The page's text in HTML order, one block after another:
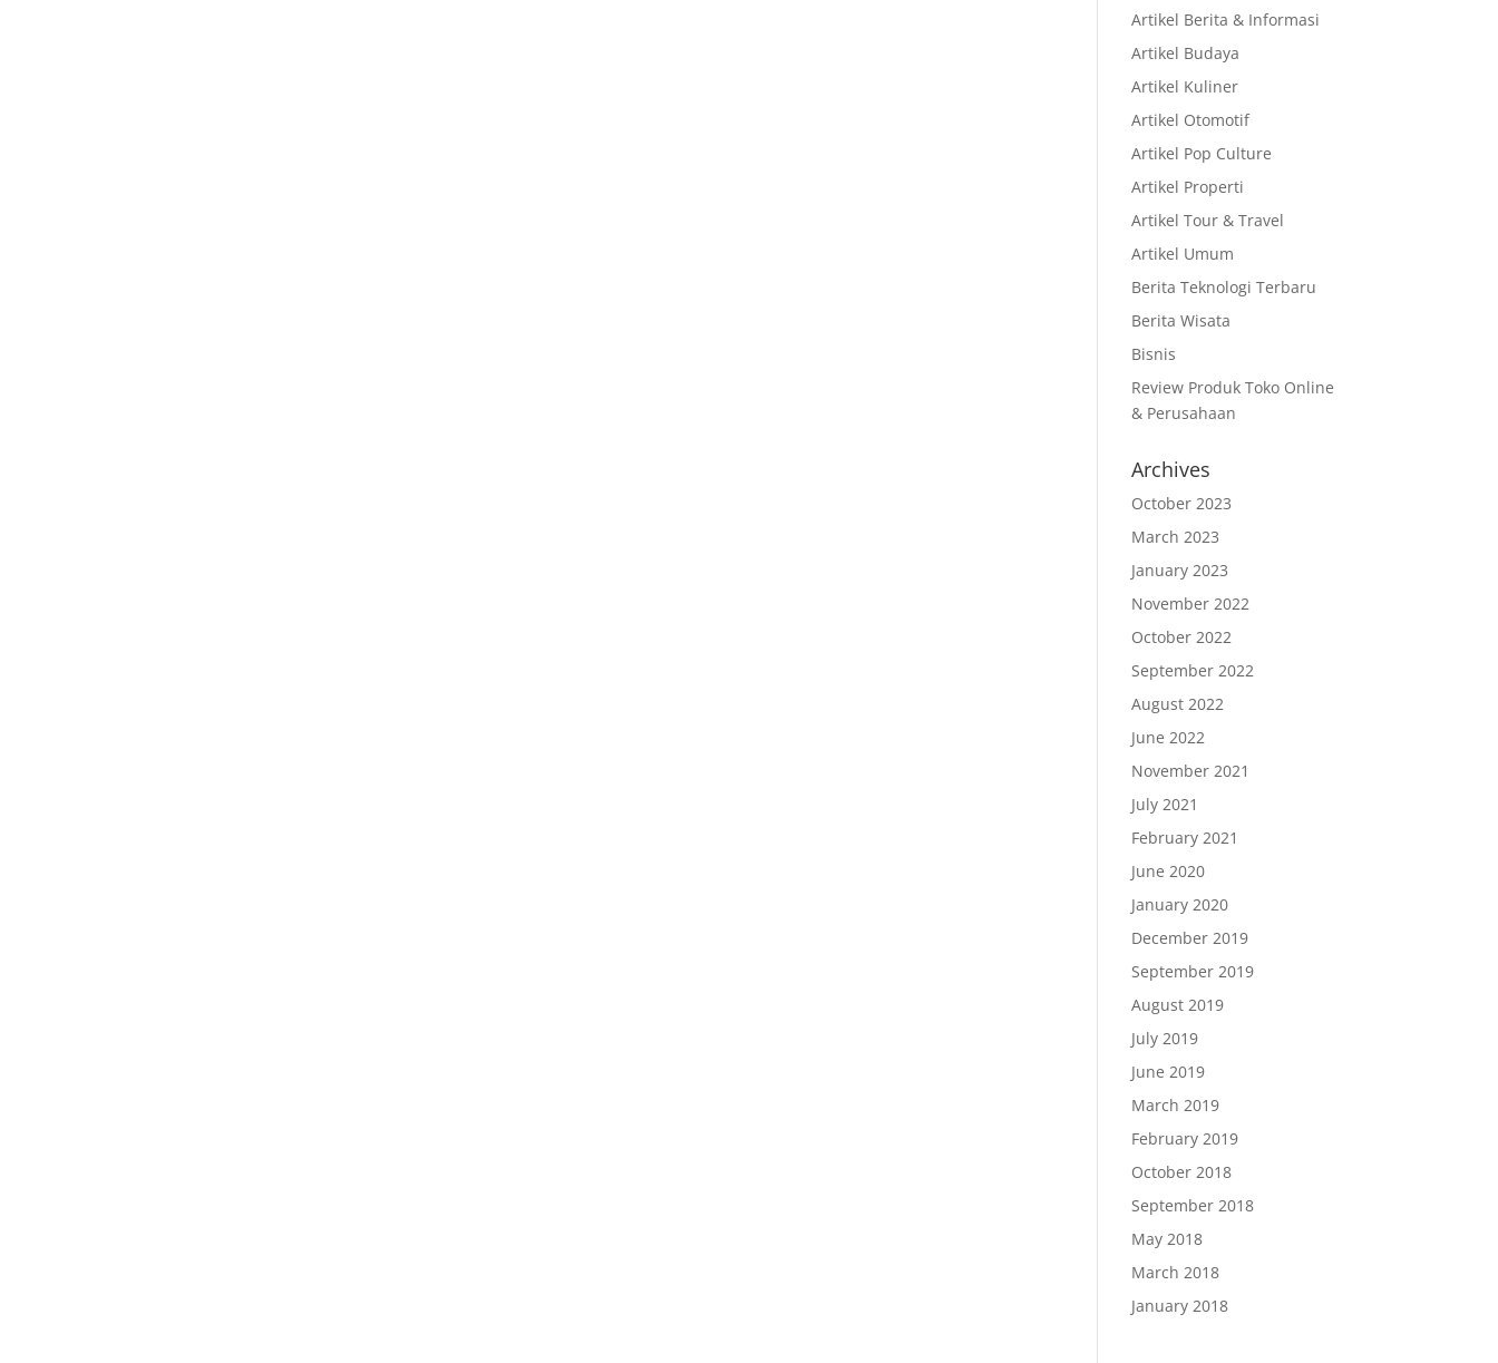
Artikel Berita & Informasi
Artikel Budaya
Artikel Kuliner
Artikel Otomotif
Artikel Pop Culture
Artikel Properti
Artikel Tour & Travel
Artikel Umum
Berita Teknologi Terbaru
Berita Wisata
Bisnis
Review Produk Toko Online
& Perusahaan
Archives
October 2023
March 2023
January 2023
November 2022
October 2022
September 2022
August 2022
June 2022
November 2021
July 2021
February 2021
June 2020
January 2020
December 2019
September 2019
August 2019
July 2019
June 2019
March 2019
February 2019
October 2018
September 2018
May 2018
March 2018
January 2018